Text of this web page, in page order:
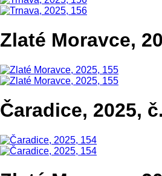
Zlaté Moravce,
Čaradice, 2025,